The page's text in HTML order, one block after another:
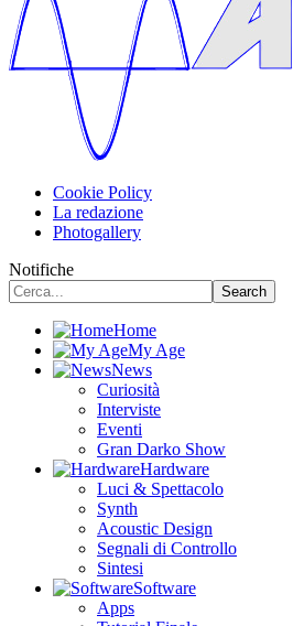
Cookie Policy
La redazione
Photogallery
Notifiche
Home
My Age
News
Curiosità
Interviste
Eventi
Gran Darko Show
Hardware
Luci & Spettacolo
Synth
Acoustic Design
Segnali di Controllo
Sintesi
Software
Apps